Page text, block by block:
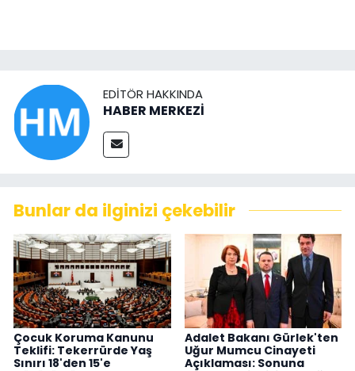
EDITÖR HAKKINDA
HABER MERKEZİ
Bunlar da ilginizi çekebilir
Çocuk Koruma Kanunu
Teklifi: Tekerrürde Yaş
Sınırı 18'den 15'e
Adalet Bakanı Gürlek'ten
Uğur Mumcu Cinayeti
Açıklaması: Sonuna